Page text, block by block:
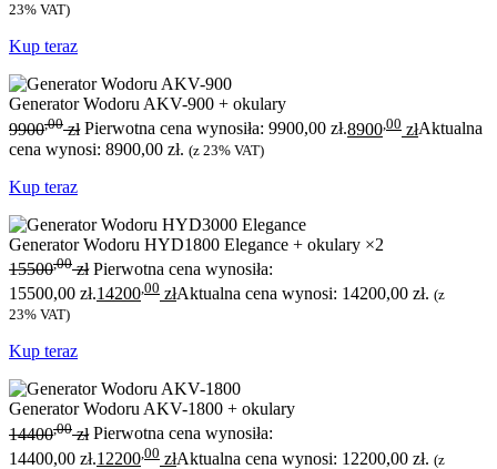
23% VAT)
Kup teraz
Generator Wodoru AKV-900 + okulary
9900,00 zł Pierwotna cena wynosiła: 9900,00 zł.8900 ,00 złAktualna
cena wynosi: 8900,00 zł. (z 23% VAT)
Kup teraz
Generator Wodoru HYD1800 Elegance + okulary ×2
15500,00 zł Pierwotna cena wynosiła:
15500,00 zł.14200 ,00 złAktualna cena wynosi: 14200,00 zł. (z
23% VAT)
Kup teraz
Generator Wodoru AKV-1800 + okulary
14400,00 zł Pierwotna cena wynosiła:
14400,00 zł.12200 ,00 złAktualna cena wynosi: 12200,00 zł. (z